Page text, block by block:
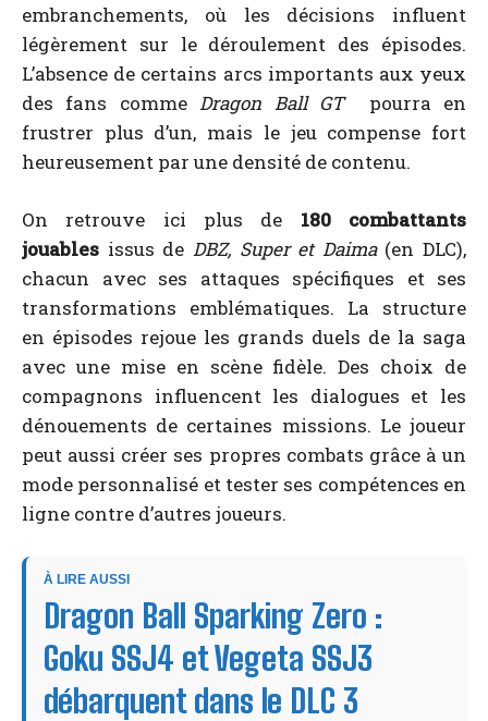
embranchements, où les décisions influent
légèrement sur le déroulement des épisodes.
L’absence de certains arcs importants aux yeux
des fans commeDragon Ball GTpourra en
frustrer plus d’un, mais le jeu compense fort
heureusement par une densité de contenu.
On retrouve ici plus de 180 combattants
jouables issus de DBZ, Super et Daima(en DLC),
chacun avec ses attaques spécifiques et ses
transformations emblématiques. La structure
en épisodes rejoue les grands duels de la saga
avec une mise en scène fidèle. Des choix de
compagnons influencent les dialogues et les
dénouements de certaines missions. Le joueur
peut aussi créer ses propres combats grâce à un
mode personnalisé et tester ses compétences en
ligne contre d’autres joueurs.
À LIRE AUSSI
Dragon Ball Sparking Zero :
Goku SSJ4 et Vegeta SSJ3
débarquent dans le DLC 3